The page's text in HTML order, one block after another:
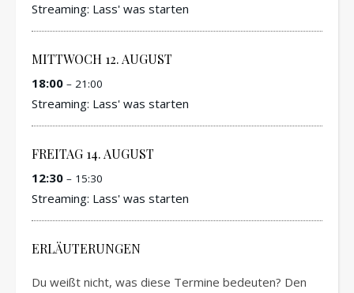
Streaming: Lass' was starten
MITTWOCH 12.AUGUST
18:00 – 21:00
Streaming: Lass' was starten
FREITAG 14.AUGUST
12:30 – 15:30
Streaming: Lass' was starten
ERLÄUTERUNGEN
Du weißt nicht, was diese Termine bedeuten? Den